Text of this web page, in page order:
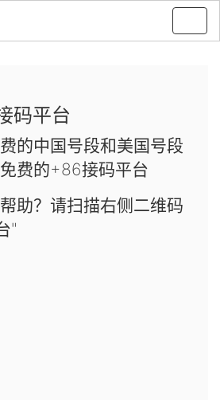
码平台
的中国号段和美国号段
费的+86接码平台
助？请扫描右侧二维码
"